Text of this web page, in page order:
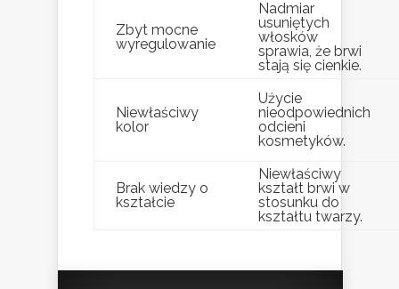
Zbyt mocne
wyregulowanie
Nadmiar
usuniętych
włosków
sprawia, że brwi
stają się cienkie.
Niewłaściwy
kolor
Użycie
nieodpowiednich
odcieni
kosmetyków.
Brak wiedzy o
kształcie
Niewłaściwy
kształt brwi w
stosunku do
kształtu twarzy.